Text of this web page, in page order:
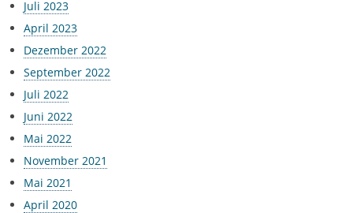
Juli 2023
April 2023
Dezember 2022
September 2022
Juli 2022
Juni 2022
Mai 2022
November 2021
Mai 2021
April 2020